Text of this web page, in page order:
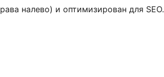
налево) и оптимизирован для SEO.